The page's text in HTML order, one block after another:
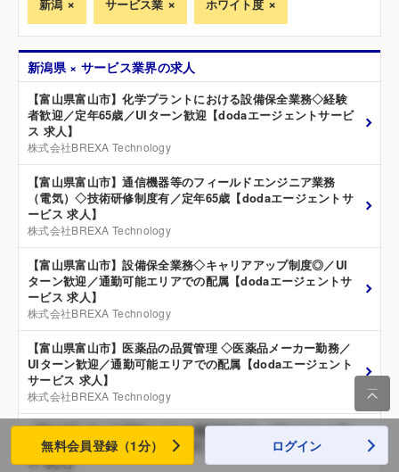
新潟 サービス業 ホワイト度
新潟県 × サービス業界の求人
【富山県富山市】化学プラントにおける設備保全業務◇経験
者歓迎／定年65歳／UIターン歓迎【dodaエージェントサービ
ス 求人】
株式会社BREXA Technology
【富山県富山市】通信機器等のフィールドエンジニア業務
（電気）◇技術研修制度有／定年65歳【dodaエージェントサ
ービス 求人】
株式会社BREXA Technology
【富山県富山市】設備保全業務◇キャリアアップ制度◎／UI
ターン歓迎／通勤可能エリアでの配属【dodaエージェントサ
ービス 求人】
株式会社BREXA Technology
【富山県富山市】医薬品の品質管理 ◇医薬品メーカー勤務／
UIターン歓迎／通勤可能エリアでの配属【dodaエージェント
サービス 求人】
株式会社BREXA Technology
【富山市】IT／工場内システム開発◆WLB・プライベート充
実／技術研修あり／実務未経験可【dodaエージェントサービ
ス 求人】

無料会員登録（1分） ログイン